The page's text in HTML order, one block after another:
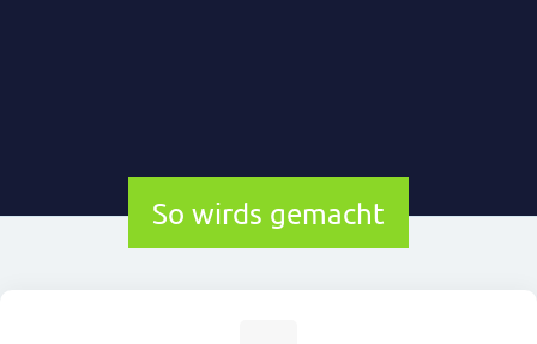
So wirds gemacht